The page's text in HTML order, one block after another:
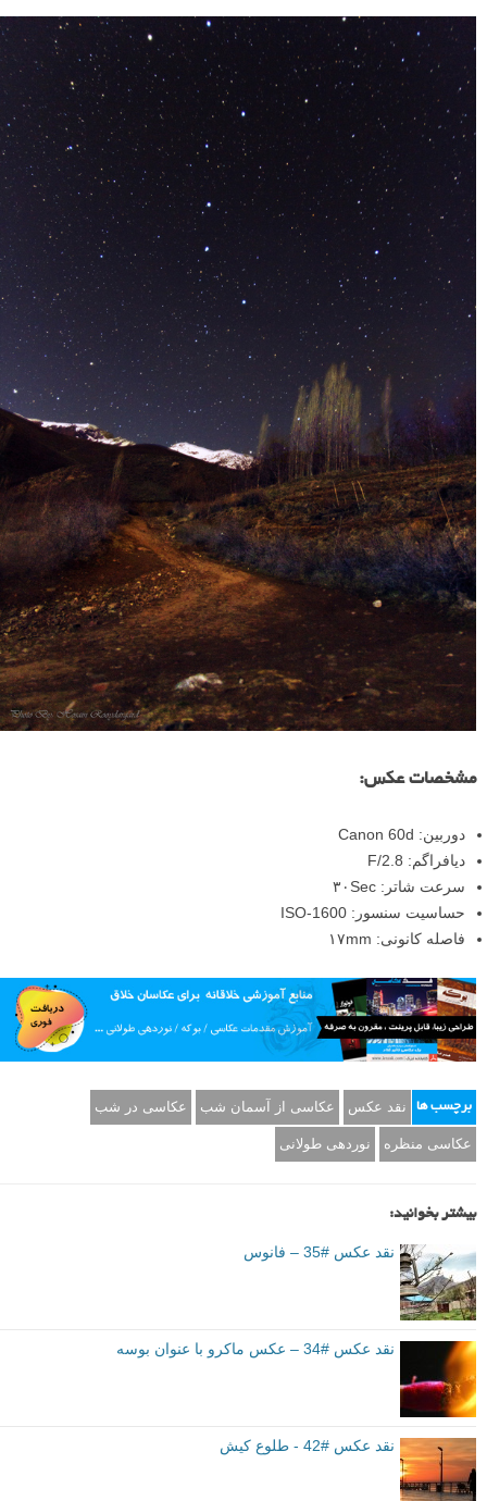
مشخصات عکس:
دوربین: Canon 60d
دیافراگم: F/2.8
سرعت شاتر: ۳۰Sec
حساسیت سنسور: ISO-1600
فاصله کانونی: ۱۷mm
برچسب ها نقد عکس عکاسی از آسمان شب عکاسی در شب
عکاسی منظره نوردهی طولانی
بیشتر بخوانید:
نقد عکس #35 – فانوس
نقد عکس #34 – عکس ماکرو با عنوان بوسه
نقد عکس #42 - طلوع کیش